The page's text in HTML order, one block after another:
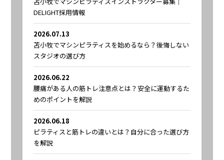
DELIGHT採用情報
2026.07.13
苫小牧でマシンピラティスを始めるなら？後悔しない
スタジオの選び方
2026.06.22
腰痛がある人の筋トレ注意点とは？安全に運動するた
めのポイントを解説
2026.06.18
ピラティスと筋トレの違いとは？自分に合った選び方
を解説